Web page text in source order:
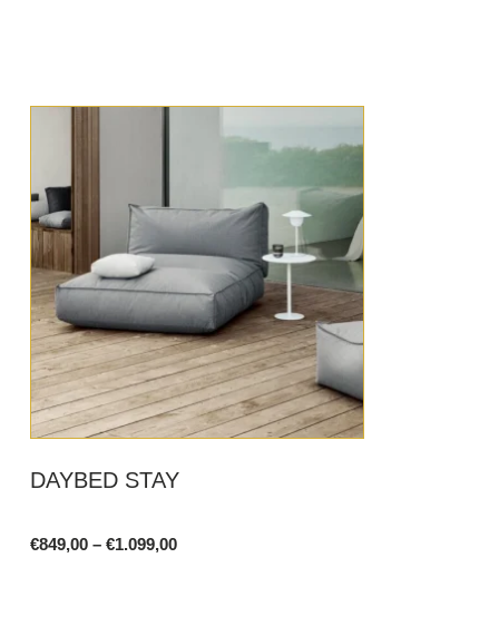
DAYBED STAY
€849,00 – €1.099,00Price